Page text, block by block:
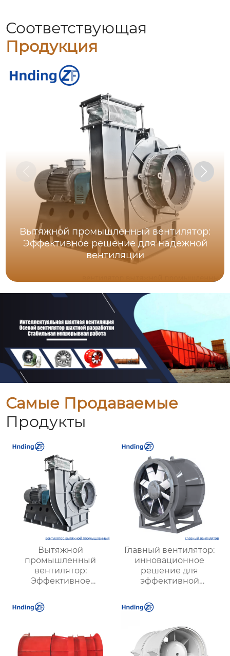
Соответствующая
Продукция
Вытяжной промышленный вентилятор:
Эффективное решение для надежной
вентиляции
Самые Продаваемые
Продукты
Вытяжной
промышленный
вентилятор:
Эффективное
надежной вентиляции
Главный вентилятор:
инновационное
решение для
эффективной
оптимизации работы